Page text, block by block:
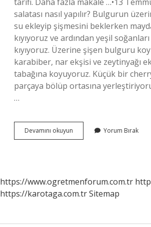
salatası nasıl yapılır? Bulgurun
su ekleyip şişmesini beklerken
kıyıyoruz ve ardından yeşil
kıyıyoruz. Üzerine şişen bulguru
karabiber, nar ekşisi ve zeytinyağı
tabağına koyuyoruz. Küçük bir
parçaya bölüp ortasına
…
Devamını okuyun Salatalık
Salatası
Yorum Bırak
https://www.ogretmenforum.com.tr
https://karotaga.com.trSitemap